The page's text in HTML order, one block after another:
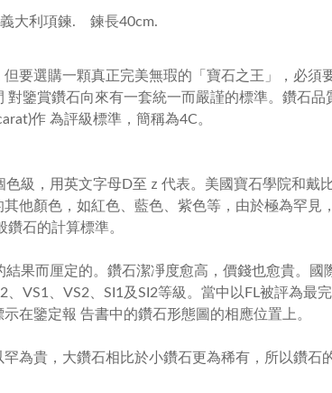
大利項鍊. 鍊長40cm.
要選購一顆真正完美無瑕的「寶石之王」，必須
鑒賞鑽石向來有一套統一而嚴謹的標準。鑽石品
作 為評級標準，簡稱為4C。
色級，用英文字母D至ｚ代表。美國寶石學院和戴
他顏色，如紅色、藍色、紫色等，由於極為罕見
石的計算標準。
結果而厘定的。鑽石潔凈度愈高，價錢也愈貴。國
VS1 VS2 SI1 及SI2等級。當中以 FL被評為最
在鑒定報 告書中的鑽石形態圖的相應位置上。
為貴，大鑽石相比於小鑽石更為稀有，所以鑽石